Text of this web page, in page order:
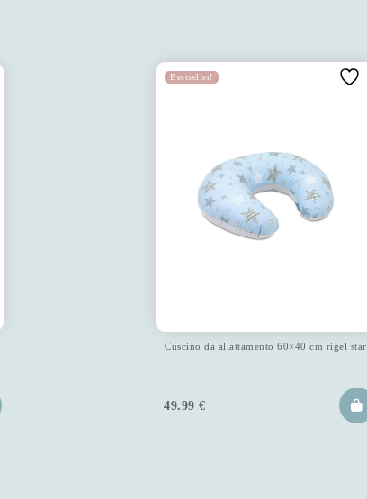
Bestseller!
Cuscino da allattamento 60×40 cm rigel star
49.99 €